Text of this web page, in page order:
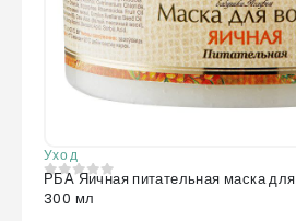
Уход
0 из 5
РБА Яичная питательная маска
300 мл